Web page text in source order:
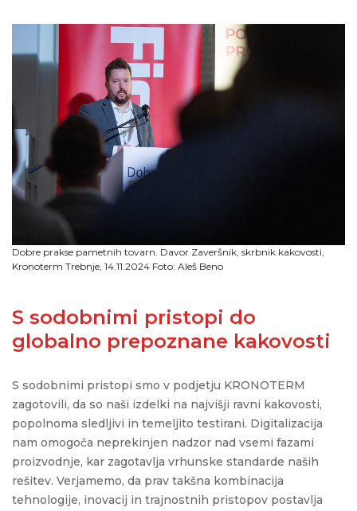
Dobre prakse pametnih tovarn. Davor Zaveršnik, skrbnik kakovosti,
Kronoterm Trebnje, 14.11.2024 Foto: Aleš Beno
S sodobnimi pristopi do
globalno prepoznane kakovosti
S sodobnimi pristopi smo v podjetju KRONOTERM
zagotovili, da so naši izdelki na najvišji ravni kakovosti,
popolnoma sledljivi in temeljito testirani. Digitalizacija
nam omogoča neprekinjen nadzor nad vsemi fazami
proizvodnje, kar zagotavlja vrhunske standarde naših
rešitev. Verjamemo, da prav takšna kombinacija
tehnologije, inovacij in trajnostnih pristopov postavlja